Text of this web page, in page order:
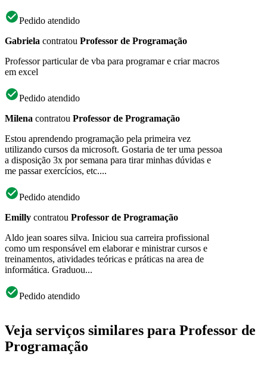
Pedido atendido
Gabriela contratou Professor de Programação
Professor particular de vba para programar e criar macros
em excel
Pedido atendido
Milena contratou Professor de Programação
Estou aprendendo programação pela primeira vez
utilizando cursos da microsoft. Gostaria de ter uma pessoa
a disposição 3x por semana para tirar minhas dúvidas e
me passar exercícios, etc....
Pedido atendido
Emilly contratou Professor de Programação
Aldo jean soares silva. Iniciou sua carreira profissional
como um responsável em elaborar e ministrar cursos e
treinamentos, atividades teóricas e práticas na area de
informática. Graduou...
Pedido atendido
Veja serviços similares para Professor de
Programação